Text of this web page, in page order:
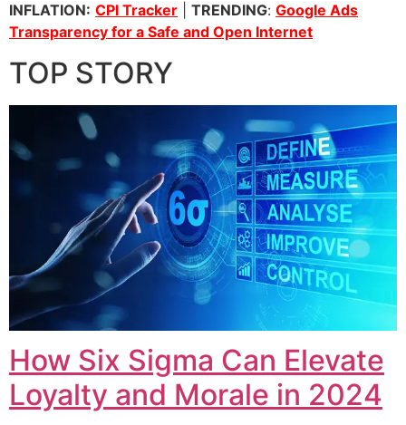
INFLATION: CPI Tracker TRENDING: Google Ads
Transparency for a Safe and Open Internet
TOP STORY
How Six Sigma Can Elevate
Loyalty and Morale in 2024